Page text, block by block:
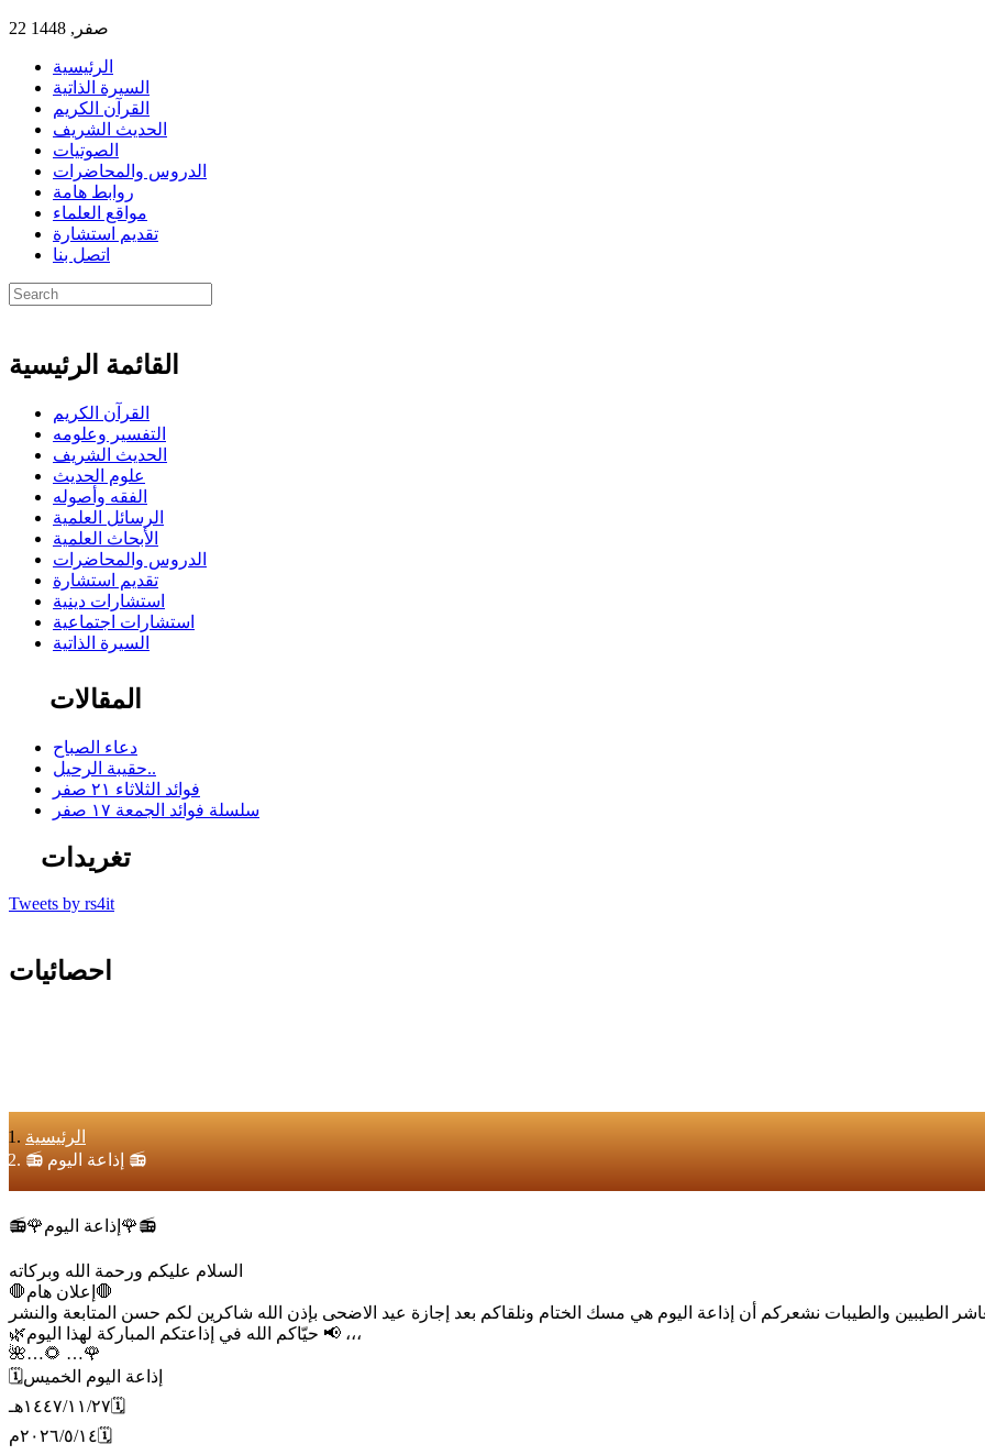
22 صفر, 1448
الرئيسية
السيرة الذاتية
القرآن الكريم
الحديث الشريف
الصوتيات
الدروس والمحاضرات
روابط هامة
مواقع العلماء
تقديم استشارة
اتصل بنا
القائمة الرئيسية
القرآن الكريم
التفسير وعلومه
الحديث الشريف
علوم الحديث
الفقه وأصوله
الرسائل العلمية
الأبحاث العلمية
الدروس والمحاضرات
تقديم استشارة
استشارات دينية
استشارات اجتماعية
السيرة الذاتية
المقالات
دعاء الصباح
حقيبة الرحيل..
فوائد الثلاثاء ٢١ صفر
سلسلة فوائد الجمعة ١٧ صفر
تغريدات
Tweets by rs4it
احصائيات
الرئيسية
📻 إذاعة اليوم 📻
📻🌹إذاعة اليوم🌹📻
السلام عليكم ورحمة الله وبركاته
🛑إعلان هام🛑
🌿‏‏ ‏📢 حيّاكم الله في إذاعتكم المباركة لهذا اليوم،،،
‏🌺…🌻 …🌹
🗓إذاعة اليوم الخميس
١٤٤٧/١١/٢٧هـ🗓
٢٠٢٦/٥/١٤م🗓